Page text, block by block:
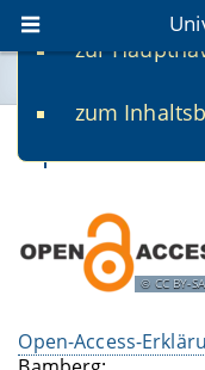
zur
zum
Open-
CC BY-
Open-Access-